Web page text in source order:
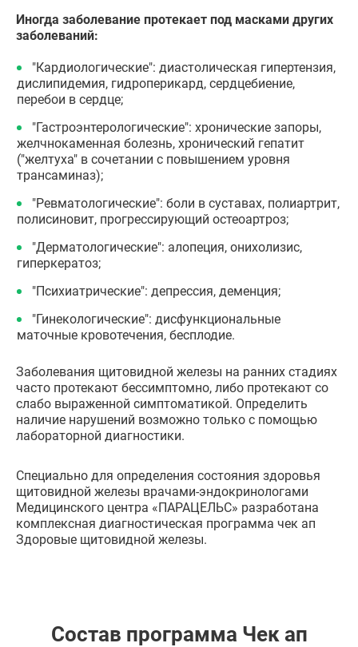
Иногда заболевание протекает под масками других
заболеваний:
"Кардиологические": диастолическая гипертензия,
дислипидемия, гидроперикард, сердцебиение,
перебои в сердце;
"Гастроэнтерологические": хронические запоры,
желчнокаменная болезнь, хронический гепатит
("желтуха" в сочетании с повышением уровня
трансаминаз);
"Ревматологические": боли в суставах, полиартрит,
полисиновит, прогрессирующий остеоартроз;
"Дерматологические": алопеция, онихолизис,
гиперкератоз;
"Психиатрические": депрессия, деменция;
"Гинекологические": дисфункциональные
маточные кровотечения, бесплодие.
Заболевания щитовидной железы на ранних стадиях
часто протекают бессимптомно, либо протекают со
слабо выраженной симптоматикой. Определить
наличие нарушений возможно только с помощью
лабораторной диагностики.
Специально для определения состояния здоровья
щитовидной железы врачами-эндокринологами
Медицинского центра «ПАРАЦЕЛЬС» разработана
комплексная диагностическая программа чек ап
Здоровые щитовидной железы.
Состав программа Чек ап